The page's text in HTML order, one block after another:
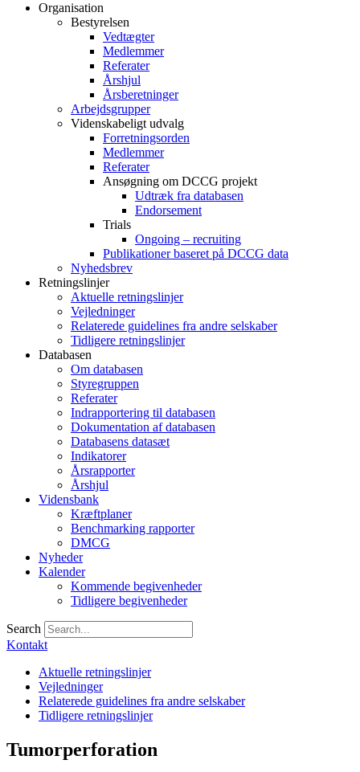
Organisation
Bestyrelsen
Vedtægter
Medlemmer
Referater
Årshjul
Årsberetninger
Arbejdsgrupper
Videnskabeligt udvalg
Forretningsorden
Medlemmer
Referater
Ansøgning om DCCG projekt
Udtræk fra databasen
Endorsement
Trials
Ongoing – recruiting
Publikationer baseret på DCCG data
Nyhedsbrev
Retningslinjer
Aktuelle retningslinjer
Vejledninger
Relaterede guidelines fra andre selskaber
Tidligere retningslinjer
Databasen
Om databasen
Styregruppen
Referater
Indrapportering til databasen
Dokumentation af databasen
Databasens datasæt
Indikatorer
Årsrapporter
Årshjul
Vidensbank
Kræftplaner
Benchmarking rapporter
DMCG
Nyheder
Kalender
Kommende begivenheder
Tidligere begivenheder
Search
Kontakt
Aktuelle retningslinjer
Vejledninger
Relaterede guidelines fra andre selskaber
Tidligere retningslinjer
Tumorperforation